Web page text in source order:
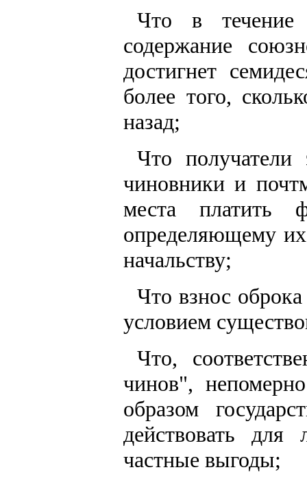
Что в течение
содержание
достигнет
более того,
назад;
Что
чиновники и
места платить
определяющему
начальству;
Что взнос
условием
Что,
чинов",
образом
действовать для
частные выгоды;